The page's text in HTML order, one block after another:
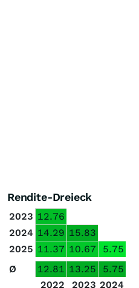
Rendite-Dreieck
2023 12.76
2024 14.29 15.83
2025 11.37 10.67
5.75
Ø
12.81 13.25
5.75
2022
2023 2024